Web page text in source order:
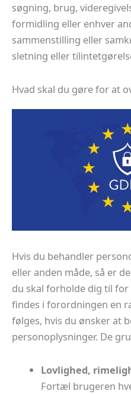
søgning, brug,
formidling eller enhver
sammenstilling eller
sletning eller
Hvad skal du gøre for at
Hvis du behandler
eller anden måde, så er
du skal forholde dig til for
findes i forordningen en
følges, hvis du ønsker at
personoplysninger. De
Lovlighed,
Fortæl brugeren